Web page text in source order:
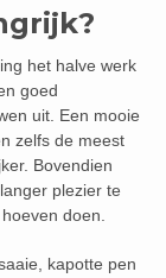
het halve werk
goed
uit. Een mooie
zelfs de meest
Bovendien
plezier te
doen.
kapotte pen